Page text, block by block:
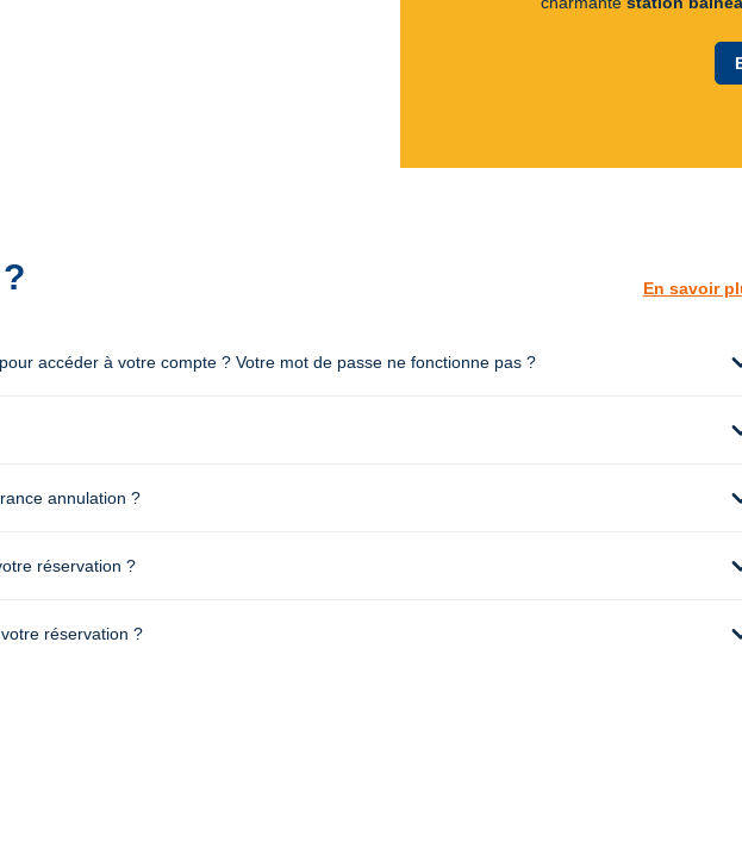
En savoir
accéder à votre compte ? Votre mot de passe ne fonctionne pas ?
annulation ?
réservation ?
réservation ?